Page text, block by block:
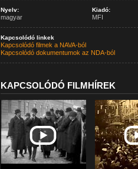
Nyelv:
magyar
Kiadó:
MFI
Kapcsolódó linkek
Kapcsolódó filmek a NAVA-ból
Kapcsolódó dokumentumok az NDA-ból
KAPCSOLÓDÓ FILMHÍREK